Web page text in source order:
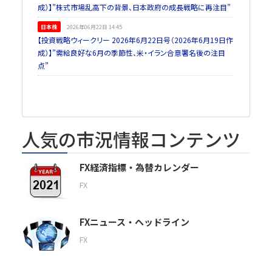
成）】”株式市場乱高下の背景、日本政府の成長戦略に再注目”
日本株 2026年06月22日 14:45
【投資戦略ウィークリー 2026年6月22日号（2026年6月19日作
成）】”需給良好な6月の季節性、米・イラン合意署名後の注目
点”
人気の市況情報コンテンツ
FX経済指標・為替カレンダー
FX
FXニュース・ヘッドライン
FX